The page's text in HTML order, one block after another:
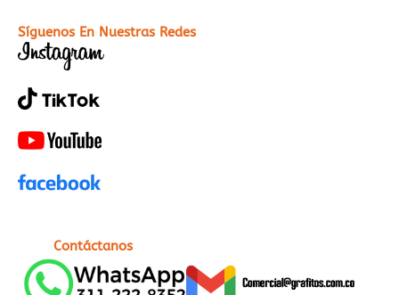
Síguenos En Nuestras Redes
Contáctanos